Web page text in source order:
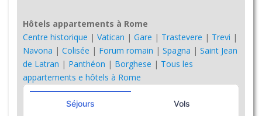
Hôtels appartements à Rome
Centre historique | Vatican | Gare | Trastevere | Trevi |
Navona | Colisée | Forum romain | Spagna | Saint Jean
de Latran | Panthéon | Borghese | Tous les
appartements e hôtels à Rome